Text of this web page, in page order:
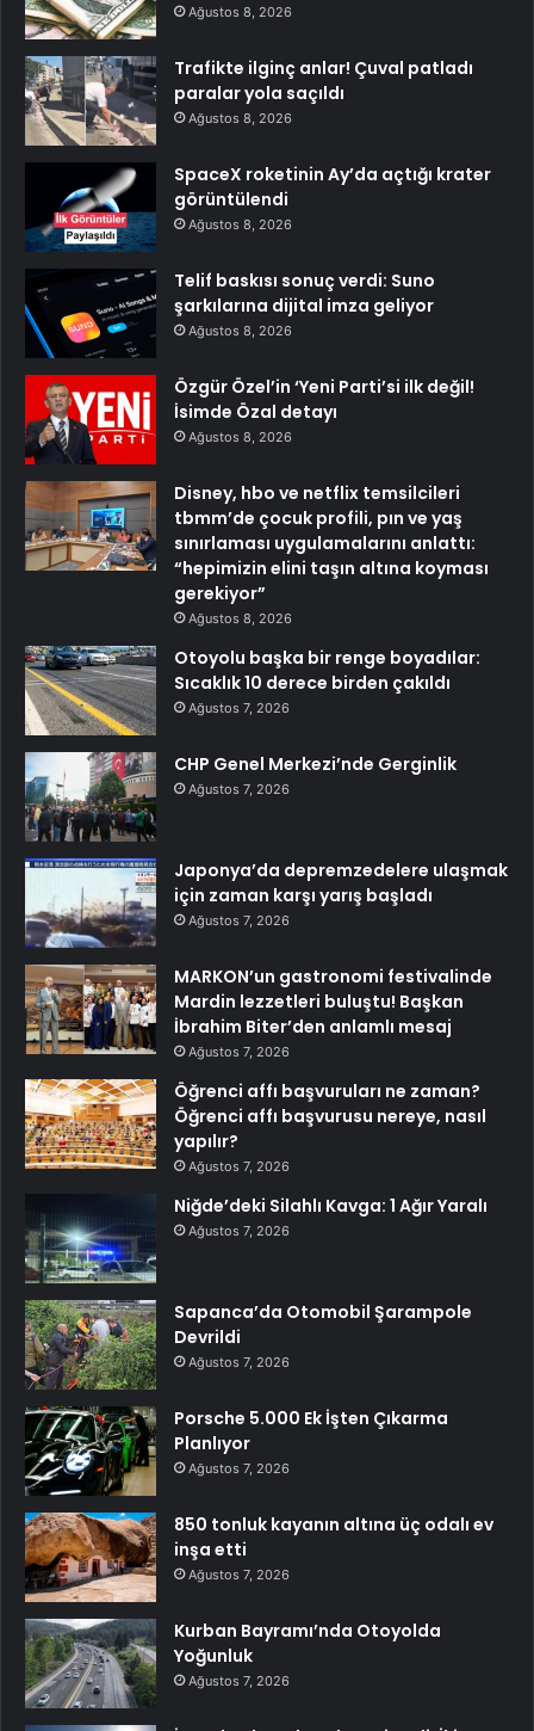
Ağustos 8, 2026
Trafikte ilginç anlar! Çuval patladı
paralar yola saçıldı
Ağustos 8, 2026
SpaceX roketinin Ay’da açtığı krater
görüntülendi
Ağustos 8, 2026
Telif baskısı sonuç verdi: Suno
şarkılarına dijital imza geliyor
Ağustos 8, 2026
Özgür Özel’in ‘Yeni Parti’si ilk değil!
İsimde Özal detayı
Ağustos 8, 2026
Disney, hbo ve netflix temsilcileri
tbmm’de çocuk profili, pın ve yaş
sınırlaması uygulamalarını anlattı:
“hepimizin elini taşın altına koyması
gerekiyor”
Ağustos 8, 2026
Otoyolu başka bir renge boyadılar:
Sıcaklık 10 derece birden çakıldı
Ağustos 7, 2026
CHP Genel Merkezi’nde Gerginlik
Ağustos 7, 2026
Japonya’da depremzedelere ulaşmak
için zaman karşı yarış başladı
Ağustos 7, 2026
MARKON’un gastronomi festivalinde
Mardin lezzetleri buluştu! Başkan
İbrahim Biter’den anlamlı mesaj
Ağustos 7, 2026
Öğrenci affı başvuruları ne zaman?
Öğrenci affı başvurusu nereye, nasıl
yapılır?
Ağustos 7, 2026
Niğde’deki Silahlı Kavga: 1 Ağır Yaralı
Ağustos 7, 2026
Sapanca’da Otomobil Şarampole
Devrildi
Ağustos 7, 2026
Porsche 5.000 Ek İşten Çıkarma
Planlıyor
Ağustos 7, 2026
850 tonluk kayanın altına üç odalı ev
inşa etti
Ağustos 7, 2026
Kurban Bayramı’nda Otoyolda
Yoğunluk
Ağustos 7, 2026